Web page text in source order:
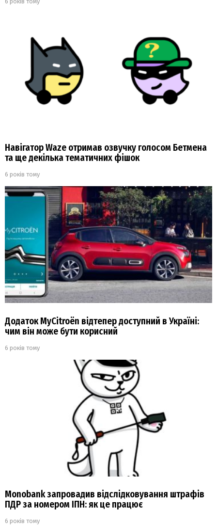
Навігатор Waze отримав озвучку голосом Бетмена
та ще декілька тематичних фішок
6 років тому
Додаток MyCitroёn відтепер доступний в Україні:
чим він може бути корисний
6 років тому
Monobank запровадив відслідковування штрафів
ПДР за номером ІПН: як це працює
6 років тому